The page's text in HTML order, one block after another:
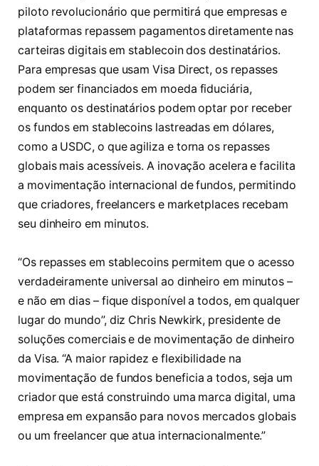
piloto revolucionário que permitirá que empresas e
plataformas repassem pagamentos diretamente nas
carteiras digitais em stablecoin dos destinatários.
Para empresas que usam Visa Direct, os repasses
podem ser financiados em moeda fiduciária,
enquanto os destinatários podem optar por receber
os fundos em stablecoins lastreadas em dólares,
como a USDC, o que agiliza e torna os repasses
globais mais acessíveis. A inovação acelera e facilita
a movimentação internacional de fundos, permitindo
que criadores, freelancers e marketplaces recebam
seu dinheiro em minutos.
“Os repasses em stablecoins permitem que o acesso
verdadeiramente universal ao dinheiro em minutos –
e não em dias – fique disponível a todos, em qualquer
lugar do mundo”, diz Chris Newkirk, presidente de
soluções comerciais e de movimentação de dinheiro
da Visa. “A maior rapidez e flexibilidade na
movimentação de fundos beneficia a todos, seja um
criador que está construindo uma marca digital, uma
empresa em expansão para novos mercados globais
ou um freelancer que atua internacionalmente.”